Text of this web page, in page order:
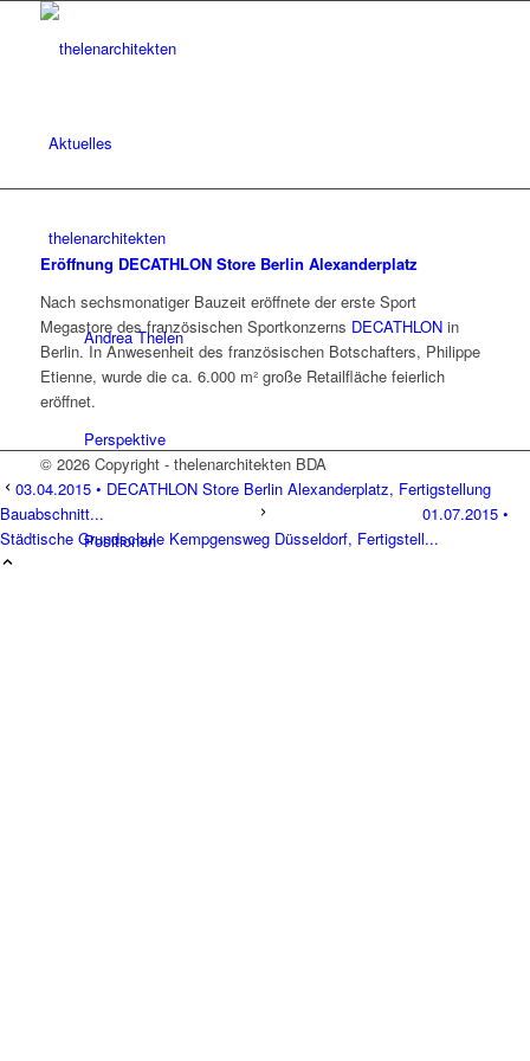
Aktuelles
thelenarchitekten
Andrea Thelen
Perspektive
Positionen
Eröffnung DECATHLON Store Berlin Alexanderplatz
Nach sechsmonatiger Bauzeit eröffnete der erste Sport
Megastore des französischen Sportkonzerns DECATHLONin
Berlin. In Anwesenheit des französischen Botschafters, Philippe
Etienne, wurde die ca. 6.000 m² große Retailfläche feierlich
eröffnet.
© 2026 Copyright - thelenarchitekten BDA
03.04.2015 • DECATHLON Store Berlin Alexanderplatz, Fertigstellung
Bauabschnitt...
01.07.2015 •
Städtische Grundschule Kempgensweg Düsseldorf, Fertigstell...